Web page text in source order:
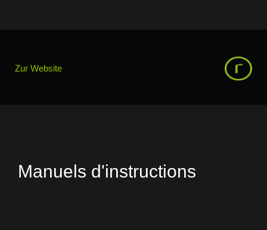
Zur Website
Manuels d'instructions